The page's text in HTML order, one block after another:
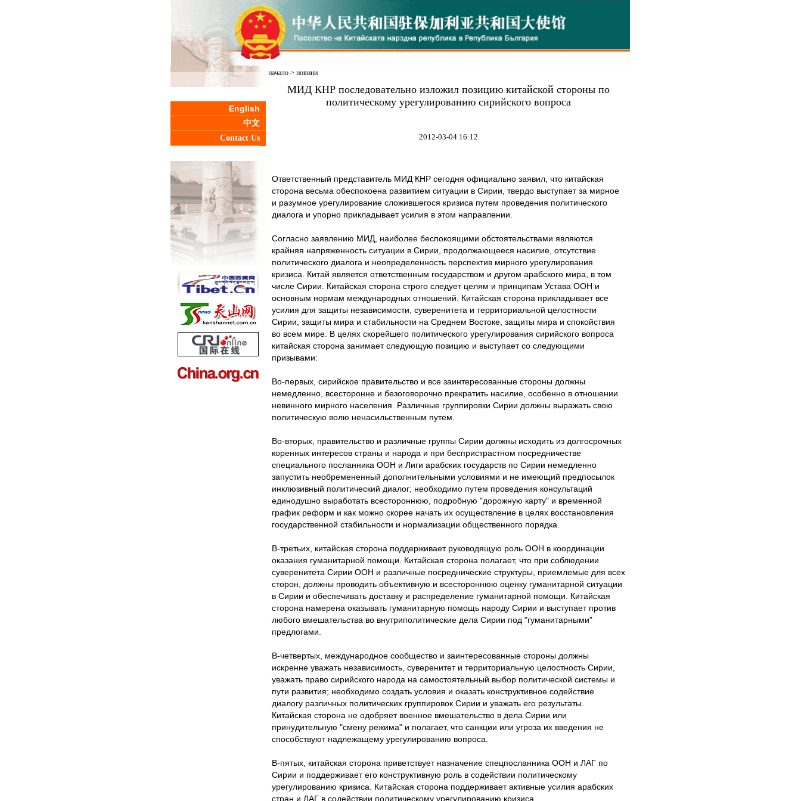
English
中文
Contact Us
начало> новини
МИД КНР последовательно изложил позицию китайской стороны по
политическому урегулированию сирийского вопроса
2012-03-04 16:12
Ответственный представитель МИД КНР сегодня официально заявил, что китайская
сторона весьма обеспокоена развитием ситуации в Сирии, твердо выступает за мирное
и разумное урегулирование сложившегося кризиса путем проведения политического
диалога и упорно прикладывает усилия в этом направлении.
Согласно заявлению МИД, наиболее беспокоящими обстоятельствами являются
крайняя напряженность ситуации в Сирии, продолжающееся насилие, отсутствие
политического диалога и неопределенность перспектив мирного урегулирования
кризиса. Китай является ответственным государством и другом арабского мира, в том
числе Сирии. Китайская сторона строго следует целям и принципам Устава ООН и
основным нормам международных отношений. Китайская сторона прикладывает все
усилия для защиты независимости, суверенитета и территориальной целостности
Сирии, защиты мира и стабильности на Среднем Востоке, защиты мира и спокойствия
во всем мире. В целях скорейшего политического урегулирования сирийского вопроса
китайская сторона занимает следующую позицию и выступает со следующими
призывами:
Во-первых, сирийское правительство и все заинтересованные стороны должны
немедленно, всесторонне и безоговорочно прекратить насилие, особенно в отношении
невинного мирного населения. Различные группировки Сирии должны выражать свою
политическую волю ненасильственным путем.
Во-вторых, правительство и различные группы Сирии должны исходить из долгосрочных
коренных интересов страны и народа и при беспристрастном посредничестве
специального посланника ООН и Лиги арабских государств по Сирии немедленно
запустить необремененный дополнительными условиями и не имеющий предпосылок
инклюзивный политический диалог; необходимо путем проведения консультаций
единодушно выработать всестороннюю, подробную "дорожную карту" и временной
график реформ и как можно скорее начать их осуществление в целях восстановления
государственной стабильности и нормализации общественного порядка.
В-третьих, китайская сторона поддерживает руководящую роль ООН в координации
оказания гуманитарной помощи. Китайская сторона полагает, что при соблюдении
суверенитета Сирии ООН и различные посреднические структуры, приемлемые для всех
сторон, должны проводить объективную и всестороннюю оценку гуманитарной ситуации
в Сирии и обеспечивать доставку и распределение гуманитарной помощи. Китайская
сторона намерена оказывать гуманитарную помощь народу Сирии и выступает против
любого вмешательства во внутриполитические дела Сирии под "гуманитарными"
предлогами.
В-четвертых, международное сообщество и заинтересованные стороны должны
искренне уважать независимость, суверенитет и территориальную целостность Сирии,
уважать право сирийского народа на самостоятельный выбор политической системы и
пути развития; необходимо создать условия и оказать конструктивное содействие
диалогу различных политических группировок Сирии и уважать его результаты.
Китайская сторона не одобряет военное вмешательство в дела Сирии или
принудительную "смену режима" и полагает, что санкции или угроза их введения не
способствуют надлежащему урегулированию вопроса.
В-пятых, китайская сторона приветствует назначение спецпосланника ООН и ЛАГ по
Сирии и поддерживает его конструктивную роль в содействии политическому
урегулированию кризиса. Китайская сторона поддерживает активные усилия арабских
стран и ЛАГ в содействии политическому урегулированию кризиса.